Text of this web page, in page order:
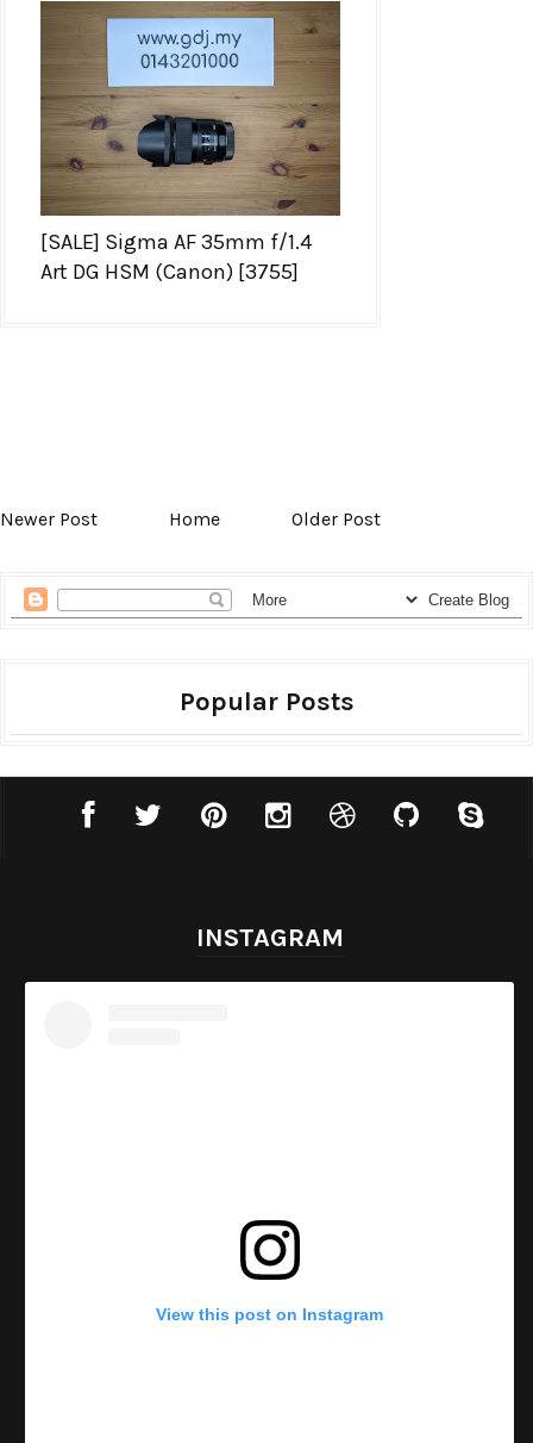
[SALE] Sigma AF 35mm f/1.4
Art DG HSM (Canon) [3755]
Newer Post Home Older Post
Popular Posts
INSTAGRAM
View this post on Instagram